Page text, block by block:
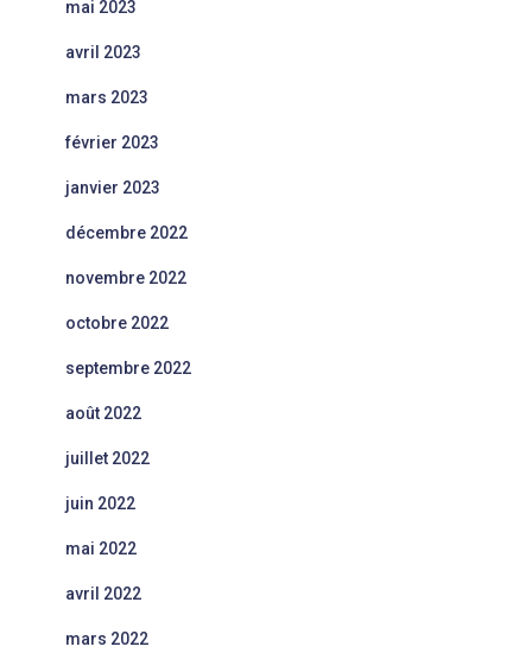
mai 2023
avril 2023
mars 2023
février 2023
janvier 2023
décembre 2022
novembre 2022
octobre 2022
septembre 2022
août 2022
juillet 2022
juin 2022
mai 2022
avril 2022
mars 2022